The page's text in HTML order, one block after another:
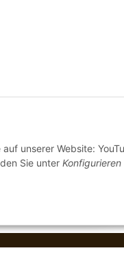
unserer Website:
Sie unter Konfigurieren
Tatjana Armbruster